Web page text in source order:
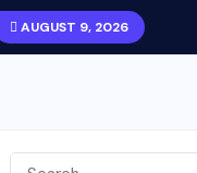
AUGUST 9, 2026